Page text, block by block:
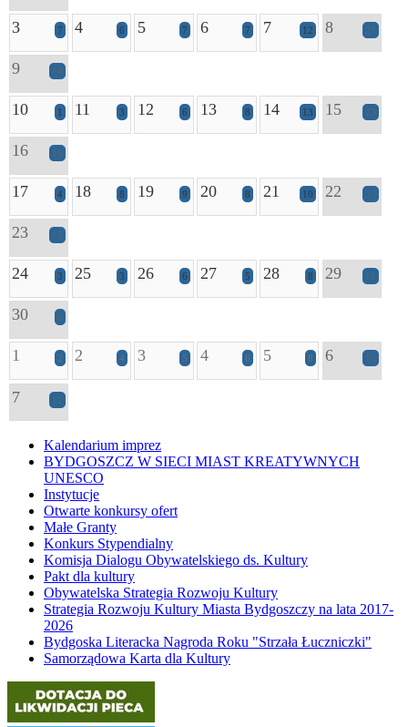
3 7 4 6 5 7 6 7 7 12 8 27
9 14
10 1 11 3 12 6 13 8 14 13 15 23
16 16
17 4 18 8 19 9 20 8 21 10 22 23
23 15
24 3 25 3 26 6 27 5 28 8 29 11
30 8
1 2 2 4 3 5 4 6 5 8 6 15
7 12
Kalendarium imprez
BYDGOSZCZ W SIECI MIAST KREATYWNYCH
UNESCO
Instytucje
Otwarte konkursy ofert
Małe Granty
Konkurs Stypendialny
Komisja Dialogu Obywatelskiego ds. Kultury
Pakt dla kultury
Obywatelska Strategia Rozwoju Kultury
Strategia Rozwoju Kultury Miasta Bydgoszczy na lata 2017-
2026
Bydgoska Literacka Nagroda Roku "Strzała Łuczniczki"
Samorządowa Karta dla Kultury